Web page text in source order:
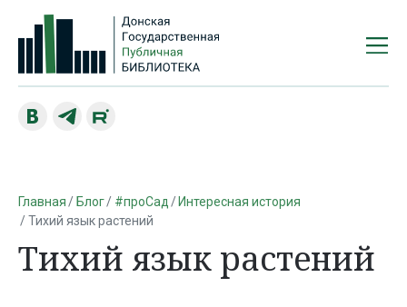
Главная Блог #проСад
Интересная история
Тихий язык растений
Тихий язык растений